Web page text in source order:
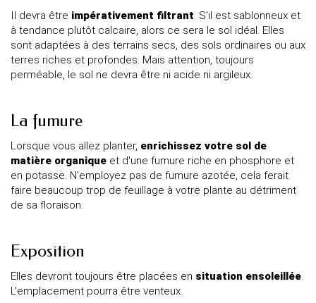
Il devra être impérativement filtrant . S'il est sablonneux et
à tendance plutôt calcaire, alors ce sera le sol idéal. Elles
sont adaptées à des terrains secs, des sols ordinaires ou aux
terres riches et profondes. Mais attention, toujours
perméable, le sol ne devra être ni acide ni argileux.
La fumure
Lorsque vous allez planter, enrichissez votre sol de
matière organique et d'une fumure riche en phosphore et
en potasse. N'employez pas de fumure azotée, cela ferait
faire beaucoup trop de feuillage à votre plante au détriment
de sa floraison.
Exposition
Elles devront toujours être placées en situation ensoleillée.
L'emplacement pourra être venteux.